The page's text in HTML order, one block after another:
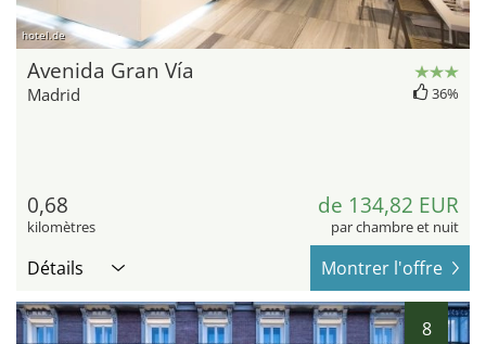
hotel.de
Avenida Gran Vía
Madrid 36%
0,68
kilomètres
de 134,82 EUR
par chambre et nuit
Détails Montrer l'offre
8